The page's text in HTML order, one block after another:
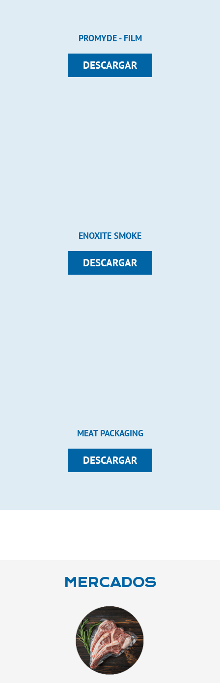
PROMYDE - FILM
DESCARGAR
ENOXITE SMOKE
DESCARGAR
MEAT PACKAGING
DESCARGAR
MERCADOS